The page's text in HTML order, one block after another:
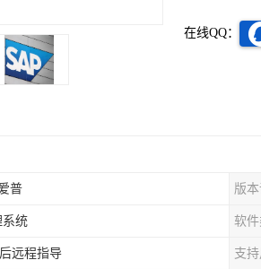
在线QQ：
普 版
系统 软
远程指导 支